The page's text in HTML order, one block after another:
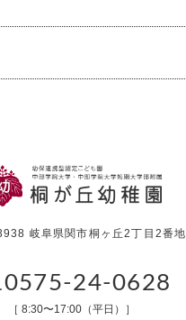
岐阜県関市桐ヶ丘2丁目2番地
0575-24-0628
［ 8:30〜17:00（平日）］